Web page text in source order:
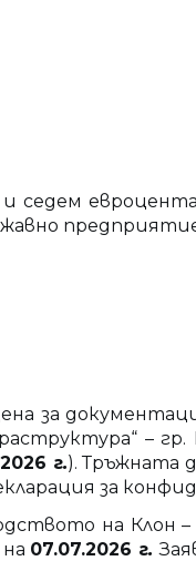
седем
за
– гр.
2026 г.). Тръжната
за
на
07.07.2026 г.